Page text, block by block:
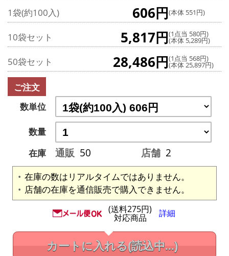
1袋(約100入) 606円(本体 551円)
10袋セット 5,817円(1点当 580円)
(本体 5,289円)
50袋セット 28,486円(1点当 568円)
(本体 25,897円)
ご注文
数単位
数量
在庫
通販 50 店舗 2
在庫の数はリアルタイムではありません。
店舗の在庫を通信販売で購入できません。
(送料275円)
対応商品 詳細
カートに入れる(読込中...)